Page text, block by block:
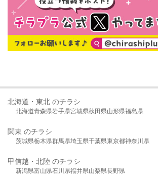
北海道・東北 のチラシ
北海道青森県岩手県宮城県秋田県山形県福島県
関東 のチラシ
茨城県栃木県群馬県埼玉県千葉県東京都神奈川県
甲信越・北陸 のチラシ
新潟県富山県石川県福井県山梨県長野県